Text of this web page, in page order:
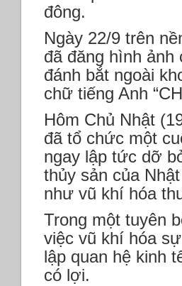
đông.
Ngày 22/9 trên
đã đăng hình ảnh
đánh bắt ngoài
chữ tiếng Anh
Hôm Chủ Nhật
đã tổ chức một
ngay lập tức dỡ
thủy sản của
như vũ khí hóa
Trong một tuyên
việc vũ khí hóa
lập quan hệ kinh
có lợi.